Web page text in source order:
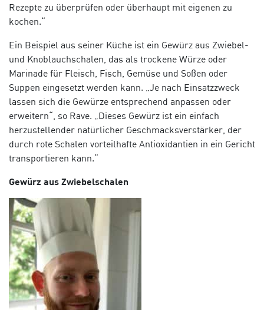
Rezepte zu überprüfen oder überhaupt mit eigenen zu
kochen.“
Ein Beispiel aus seiner Küche ist ein Gewürz aus Zwiebel-
und Knoblauchschalen, das als trockene Würze oder
Marinade für Fleisch, Fisch, Gemüse und Soßen oder
Suppen eingesetzt werden kann. „Je nach Einsatzzweck
lassen sich die Gewürze entsprechend anpassen oder
erweitern“, so Rave. „Dieses Gewürz ist ein einfach
herzustellender natürlicher Geschmacksverstärker, der
durch rote Schalen vorteilhafte Antioxidantien in ein Gericht
transportieren kann.“
Gewürz aus Zwiebelschalen